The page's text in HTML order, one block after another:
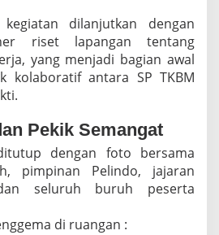
dilanjutkan dengan
riset lapangan tentang
yang menjadi bagian awal
kolaboratif antara SP TKBM
Pekik Semangat
dengan foto bersama
pimpinan Pelindo, jajaran
seluruh buruh peserta
di ruangan :